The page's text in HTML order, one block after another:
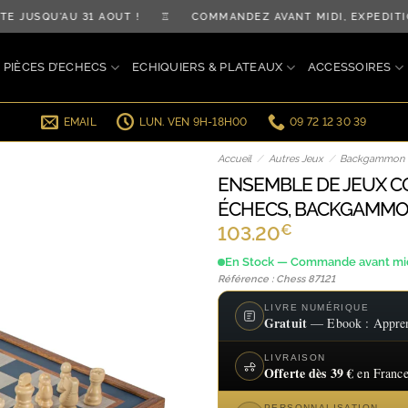
31 AOÛT ! ♖ COMMANDEZ AVANT MIDI,
PIÈCES D’ECHECS ECHIQUIERS & PLATEAUX ACCESSOIRES
EMAIL LUN. VEN 9H-18H00 09 72 12 30 39
Accueil / Autres Jeux / Backgammon
ENSEMBLE DE JEUX
ÉCHECS,
103.20€
En Stock — Commande avant
Référence : Chess 87121
LIVRE NUMÉRIQUE
Gratuit— Ebook :
LIVRAISON
Offerte dès 39 € en